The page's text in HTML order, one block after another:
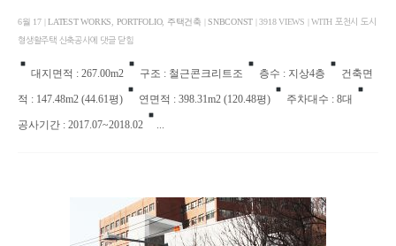
6월 17 | LATEST WORKS, PORTFOLIO, 주택건축 SNBCONST | 3918 VIEWS | WITH 포천시 도시
형생활주택 신축공사에 댓글 닫힘
대지면적 : 267.00m2 구조 : 철근콘크리트조 층수 : 지상4층 건축면
적 : 147.48m2 (44.61평) 연면적 : 398.31m2 (120.48평) 주차대수 : 8대
공사기간 : 2017.07~2018.02